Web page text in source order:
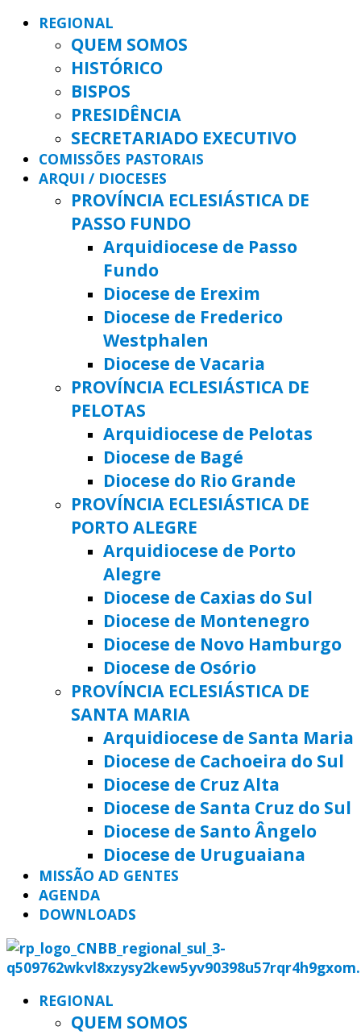
REGIONAL
QUEM SOMOS
HISTÓRICO
BISPOS
PRESIDÊNCIA
SECRETARIADO EXECUTIVO
COMISSÕES PASTORAIS
ARQUI / DIOCESES
PROVÍNCIA ECLESIÁSTICA DE
PASSO FUNDO
Arquidiocese de Passo
Fundo
Diocese de Erexim
Diocese de Frederico
Westphalen
Diocese de Vacaria
PROVÍNCIA ECLESIÁSTICA DE
PELOTAS
Arquidiocese de Pelotas
Diocese de Bagé
Diocese do Rio Grande
PROVÍNCIA ECLESIÁSTICA DE
PORTO ALEGRE
Arquidiocese de Porto
Alegre
Diocese de Caxias do Sul
Diocese de Montenegro
Diocese de Novo Hamburgo
Diocese de Osório
PROVÍNCIA ECLESIÁSTICA DE
SANTA MARIA
Arquidiocese de Santa Maria
Diocese de Cachoeira do Sul
Diocese de Cruz Alta
Diocese de Santa Cruz do Sul
Diocese de Santo Ângelo
Diocese de Uruguaiana
MISSÃO AD GENTES
AGENDA
DOWNLOADS
REGIONAL
QUEM SOMOS